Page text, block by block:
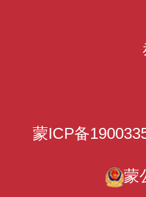
蒙ICP备
蒙